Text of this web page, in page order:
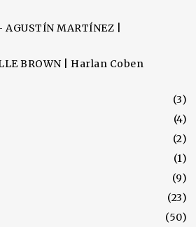
MARTÍNEZ |
BROWN | Harlan Coben
(3)
(4)
(2)
(1)
(9)
(23)
(50)